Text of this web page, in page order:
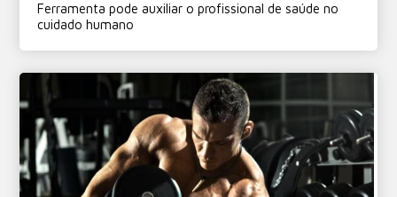
Ferramenta pode auxiliar o profissional de saúde no
cuidado humano